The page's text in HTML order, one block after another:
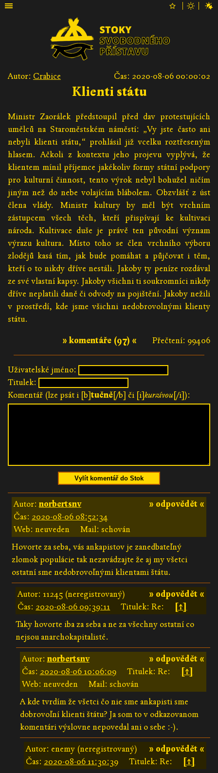
Autor: Crabice Čas: 2020-08-06 00:00:02
Klienti státu
Ministr Zaorálek předstoupil před dav protestujících
umělců na Staroměstském náměstí: „Vy jste často ani
nebyli klienti státu,“ prohlásil již vcelku roztřeseným
hlasem. Ačkoli z kontextu jeho projevu vyplývá, že
klientem mínil příjemce jakékoliv formy státní podpory
pro kulturní činnost, tento výrok nebyl bohužel ničím
jiným než do nebe volajícím blábolem. Obzvlášť z úst
člena vlády. Ministr kultury by měl být vrchním
zástupcem všech těch, kteří přispívají ke kultivaci
národa. Kultivace duše je právě ten původní význam
výrazu kultura. Místo toho se člen vrchního výboru
zlodějů kasá tím, jak bude pomáhat a půjčovat i těm,
kteří o to nikdy dříve nestáli. Jakoby ty peníze rozdával
ze své vlastní kapsy. Jakoby všichni ti soukromníci nikdy
dříve neplatili daně či odvody na pojištění. Jakoby nežili
v prostředí, kde jsme všichni nedobrovolnými klienty
státu.
Přečtení: 99406
» komentáře (97) «
Uživatelské jméno:
Titulek:
Komentář (lze psát i [b]tučně[/b] či [i]kurzívou[/i]):
Vylít komentář do Stok
» odpovědět «
Autor:norbertsnv
Čas: 2020-08-06 08:52:34
Web: neuveden
Mail: schován
Hovorte za seba, vás ankapistov je zanedbateľný
zlomok populácie tak nezavádzajte že aj my všetci
ostatní sme nedobrovoľnými klientami štátu.
» odpovědět «
Autor: 11245 (neregistrovaný)
Čas: 2020-08-06 09:39:11 Titulek: Re:
[↑]
Taky hovorte iba za seba a ne za všechny ostatní co
nejsou anarchokapitalisté.
» odpovědět «
Autor:norbertsnv
Čas: 2020-08-06 10:06:09 Titulek: Re:
[↑]
Web: neuveden
Mail: schován
A kde tvrdím že všetci čo nie sme ankapisti sme
dobrovoľní klienti štátu? Ja som to v odkazovanom
komentári výslovne nepovedal ani o sebe :-).
» odpovědět «
Autor: enemy (neregistrovaný)
Čas: 2020-08-06 11:30:39 Titulek: Re:
[↑]